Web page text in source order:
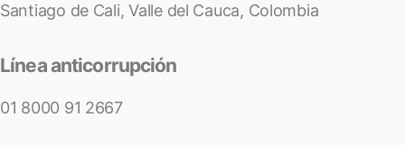
Santiago de Cali, Valle del Cauca, Colombia
Línea anticorrupción
01 8000 91 2667